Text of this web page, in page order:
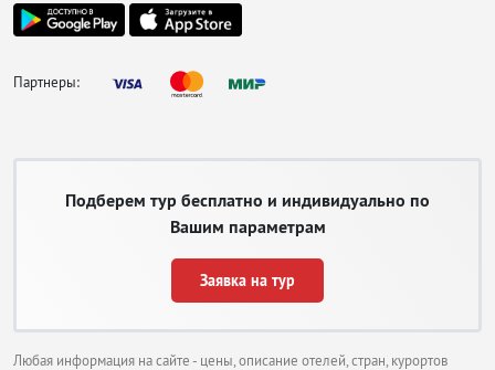
Партнеры:
Подберем тур бесплатно и индивидуально по
Вашим параметрам
Заявка на тур
Любая информация на сайте - цены, описание отелей, стран, курортов